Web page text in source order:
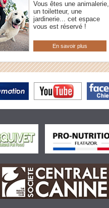
Vous êtes une animalerie,
un toiletteur, une
jardinerie... cet espace
vous est réservé !
En savoir plus